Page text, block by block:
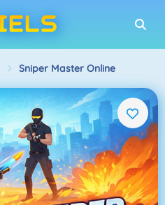
Sniper Master Online